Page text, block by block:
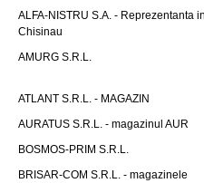
ALFA-NISTRU S.A. - Reprezentanta
Chisinau
AMURG S.R.L.
ATLANT S.R.L. - MAGAZIN
AURATUS S.R.L. - magazinul AUR
BOSMOS-PRIM S.R.L.
BRISAR-COM S.R.L. - magazinele